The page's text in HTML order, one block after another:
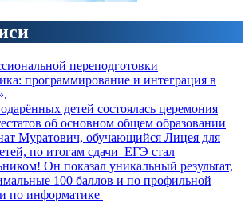
переподготовки
программирование и интеграция в
детей состоялась церемония
об основном общем образовании
Муратович, обучающийся Лицея для
по итогам сдачи ЕГЭ стал
Он показал уникальный результат,
100 баллов и по профильной
по информатике